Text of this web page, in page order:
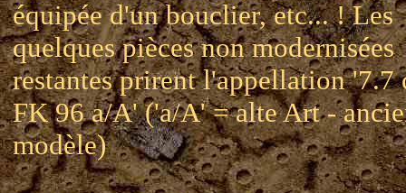
équipée d'un bouclier, etc... ! Les
quelques pièces non modernisées
restantes prirent l'appellation '7.7
FK 96 a/A' ('a/A' = alte Art -
modèle)